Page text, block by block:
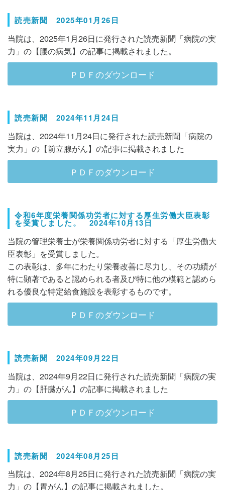
読売新聞 2025年01月26日
当院は、2025年1月26日に発行された読売新聞「病院の実
力」の【腰の病気】の記事に掲載されました。
ＰＤＦのダウンロード
読売新聞 2024年11月24日
当院は、2024年11月24日に発行された読売新聞「病院の
実力」の【前立腺がん】の記事に掲載されました
ＰＤＦのダウンロード
令和6年度栄養関係功労者に対する厚生労働大臣表彰
を受賞しました。 2024年10月13日
当院の管理栄養士が栄養関係功労者に対する「厚生労働大
臣表彰」を受賞しました。
この表彰は、多年にわたり栄養改善に尽力し、その功績が
特に顕著であると認められる者及び特に他の模範と認めら
れる優良な特定給食施設を表彰するものです。
ＰＤＦのダウンロード
読売新聞 2024年09月22日
当院は、2024年9月22日に発行された読売新聞「病院の実
力」の【肝臓がん】の記事に掲載されました
ＰＤＦのダウンロード
読売新聞 2024年08月25日
当院は、2024年8月25日に発行された読売新聞「病院の実
力」の【胃がん】の記事に掲載されました。